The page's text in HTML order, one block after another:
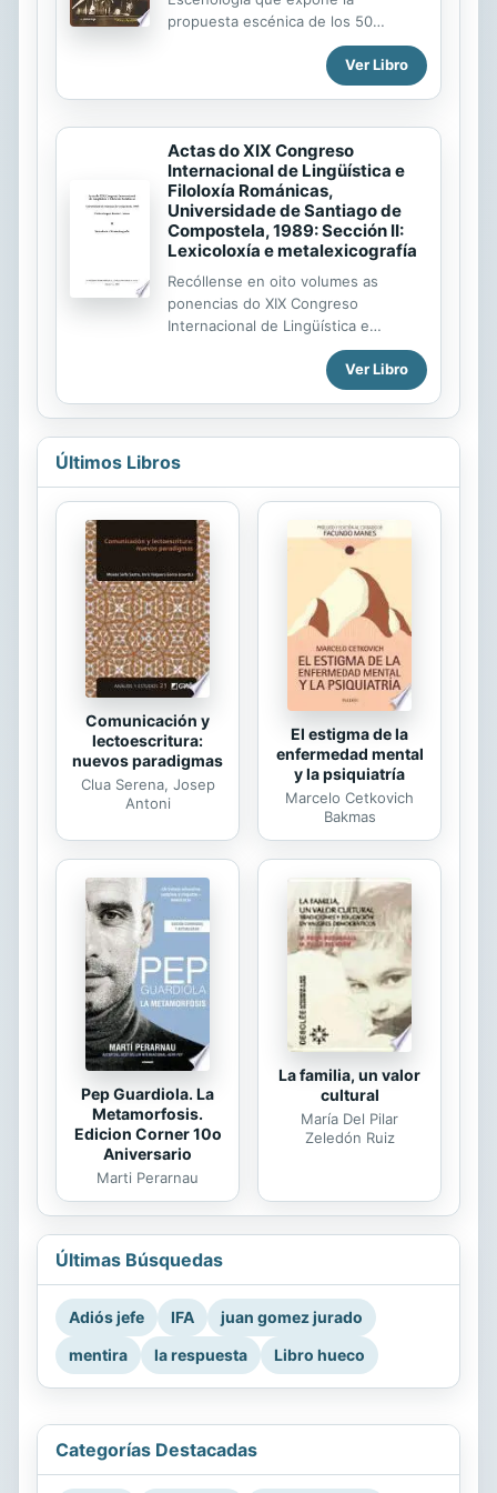
lenguaje de Derrida, la teoría del
formación de la identidad de Lacan,
por ejemplo, demostraron ser
herramientas extraordinariamente
útiles con las que...
propuesta escénica de los 50
directores teatrales más relevantes
de los últimos tiempos. Con textos
de: Jerzy Grotowski, Peter Brook,
Adolphe Appia, André Antoine, Elia
Kazan, Eugenio Barba, y muchos
directores más...
Ver Libro
Actas do XIX Congreso
Internacional de Lingüística e
Filoloxía Románicas,
Universidade de Santiago de
Compostela, 1989: Sección II:
Lexicoloxía e metalexicografía
Recóllense en oito volumes as
ponencias do XIX Congreso
Internacional de Lingüística e
Filoloxía Románicas, o máis
importante neste campo, que se
celebrou en Santiago de Compostela
no ano 1989. O vol. II recolle os
traballos presentados á Sección II,
titulada "Lexicoloxía e
comunicacións tratan de temas de
tódalas linguas románicas,
preferentemente dos idiomas
castelán, francés, portugués e
italiano. Estes temas refírense
fundamentalmente ó estudio do
léxico, e así atopamos estudios
sobre diccionarios etimolóxicos,
sobre a etimoloxía de...
Ver Libro
Últimos Libros
Comunicación y
lectoescritura:
nuevos paradigmas
Clua Serena, Josep
Antoni
El estigma de la
enfermedad mental
y la psiquiatría
Marcelo Cetkovich
Bakmas
Pep Guardiola. La
Metamorfosis.
Edicion Corner 10o
Aniversario
Marti Perarnau
La familia, un valor
cultural
María Del Pilar
Zeledón Ruiz
Últimas Búsquedas
Adiós jefe IFA
juan gomez jurado
mentira
la respuesta Libro hueco
Categorías Destacadas